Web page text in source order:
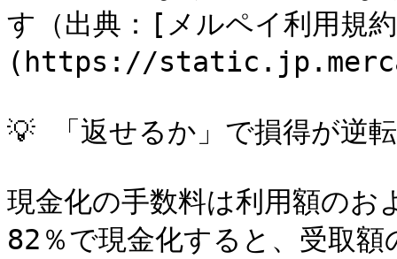
す（出典：[メルペイ利用規
(https://
💡 「返せるか」で損得が逆
現金化の手数料は利用額のお
82％で現金化すると、受取